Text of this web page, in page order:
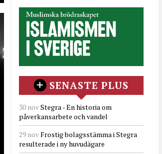
SENASTE PLUS
30 novStegra - En historia om
påverkansarbete och vandel
29 novFrostig bolagsstämma i Stegra
resulterade i ny huvudägare